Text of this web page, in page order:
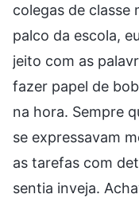
colegas de classe
palco da escola,
jeito com as
fazer papel de
na hora. Sempre
se expressavam
as tarefas com
sentia inveja.